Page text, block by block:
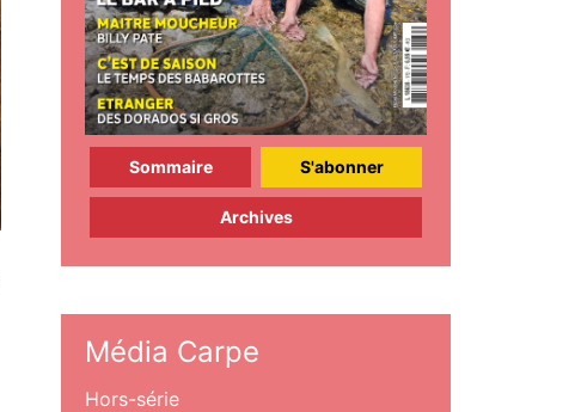
Sommaire S'abonner
Archives
Média Carpe
Hors-série